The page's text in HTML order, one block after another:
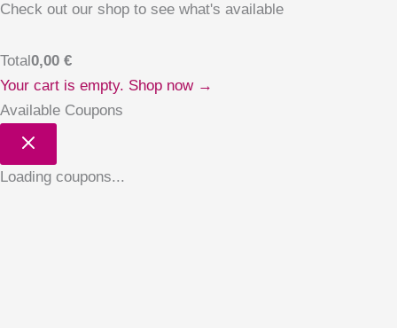
Check out our shop to see what's available
Total0,00 €
Your cart is empty. Shop now →
Available Coupons
Loading coupons...